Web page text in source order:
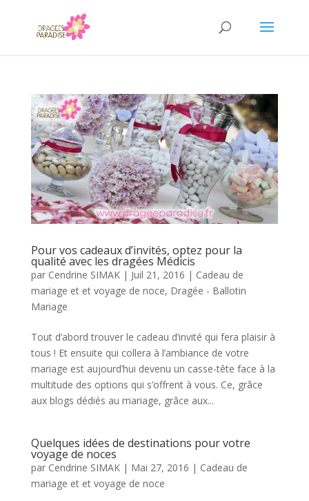
Pour vos cadeaux d’invités, optez pour la
qualité avec les dragées Médicis
par Cendrine SIMAK| Juil 21, 2016 | Cadeau de
mariage et et voyage de noce, Dragée - Ballotin
Mariage
Tout d’abord trouver le cadeau d’invité qui fera plaisir à
tous ! Et ensuite qui collera à l’ambiance de votre
mariage est aujourd’hui devenu un casse-tête face à la
multitude des options qui s’offrent à vous. Ce, grâce
aux blogs dédiés au mariage, grâce aux...
Quelques idées de destinations pour votre
voyage de noces
par Cendrine SIMAK| Mai 27, 2016 | Cadeau de
mariage et et voyage de noce